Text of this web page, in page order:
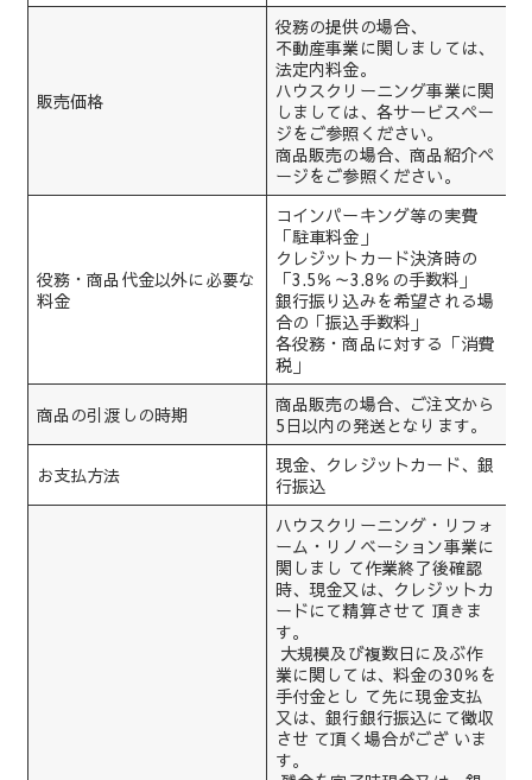
販売価格
役務の提供の場合、
不動産事業に関しましては、
法定内料金。
ハウスクリーニング事業に関
しましては、各サービスペー
ジをご参照ください。
商品販売の場合、商品紹介ペ
ージをご参照ください。
役務・商品代金以外に必要な
料金
コインパーキング等の実費
「駐車料金」
クレジットカード決済時の
「3.5％～3.8％の手数料」
銀行振り込みを希望される場
合の「振込手数料」
各役務・商品に対する「消費
税」
商品の引渡しの時期
商品販売の場合、ご注文から
5日以内の発送となります。
お支払方法
現金、クレジットカード、銀
行振込
ハウスクリーニング・リフォ
ーム・リノベーション事業に
関しまし て作業終了後確認
時、現金又は、クレジットカ
ードにて精算させて 頂きま
す。
大規模及び複数日に及ぶ作
業に関しては、料金の30％を
手付金とし て先に現金支払
又は、銀行銀行振込にて徴収
させ て頂く場合がござ いま
す。